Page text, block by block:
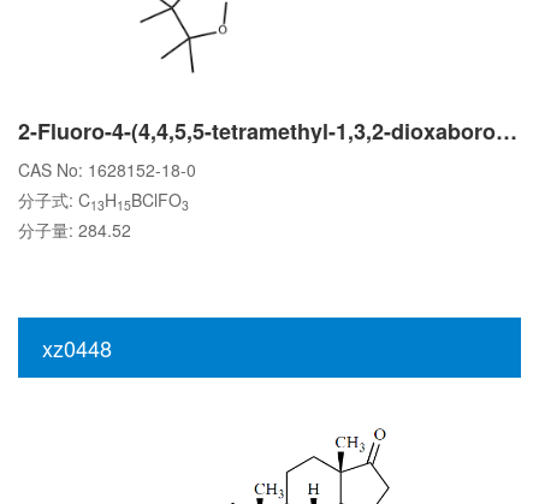
2-Fluoro-4-(4,4,5,5-tetramethyl-1,3,2-dioxaborolan-2-yl)benzoyl chloride
CAS No: 1628152-18-0
分子式: C13H15BClFO3
分子量: 284.52
xz0448